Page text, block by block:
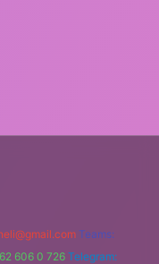
Teams:
606 0 726 Telegram: